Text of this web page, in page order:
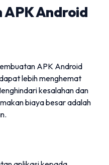
APK Android
APK Android
lebih menghemat
kesalahan dan
biaya besar adalah